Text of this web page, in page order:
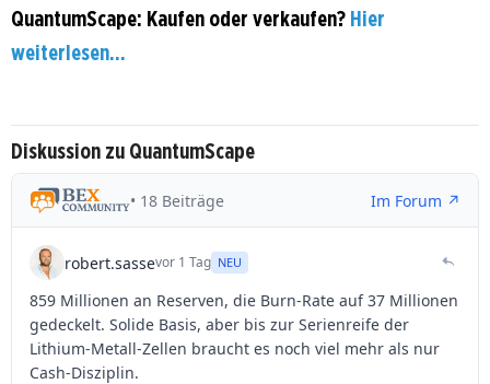
QuantumScape: Kaufen oder verkaufen? Hier
weiterlesen...
Diskussion zu QuantumScape